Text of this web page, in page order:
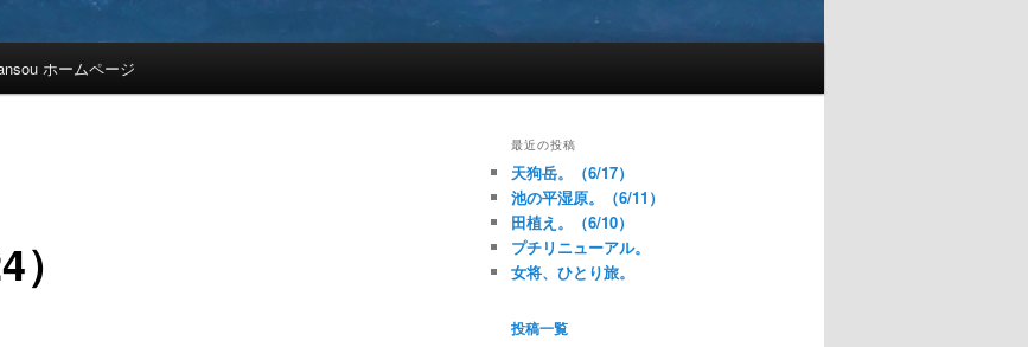
ホームページ
最近の投稿
天狗岳。（6/17）
池の平湿原。（6/11）
田植え。（6/10）
プチリニューアル。
女将、ひとり旅。
投稿一覧